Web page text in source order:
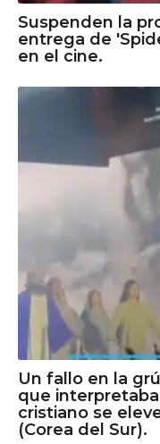
Suspenden la
entrega de
en el cine.
Un fallo en la
que
cristiano se
(Corea del Sur).